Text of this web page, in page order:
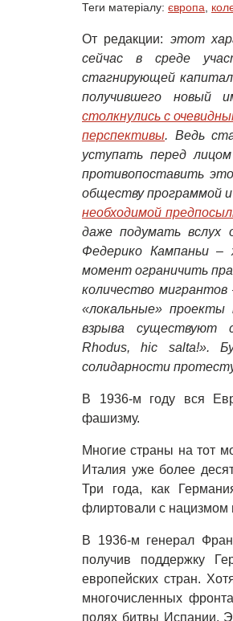
Теги матеріалу: європа
От редакции: этот
сейчас в среде
стагнирующей
получившего новый
столкнулись с
перспективы. Ведь
уступать перед
противопоставить
обществу программой
необходимой
даже подумать вслух
Федерико Кампаньи –
момент ограничить
количество
«локальные» проекты
взрыва существуют
Rhodus, hic salta!».
солидарности
В 1936-м году вся
фашизму.
Многие страны на тот
Италия уже более
Три года, как
флиртовали с нацизмом
В 1936-м генерал
получив поддержку
европейских стран.
многочисленных
полях битвы Испании.